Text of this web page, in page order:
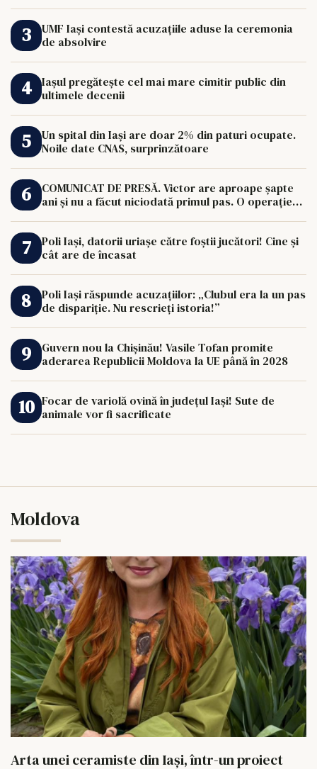
UMF Iași contestă acuzațiile aduse la ceremonia
de absolvire
Iașul pregătește cel mai mare cimitir public din
ultimele decenii
Un spital din Iași are doar 2% din paturi ocupate.
Noile date CNAS, surprinzătoare
COMUNICAT DE PRESĂ. Victor are aproape șapte
ani și nu a făcut niciodată primul pas. O operație
Poli Iași, datorii uriașe către foștii jucători! Cine și
cât are de încasat
Poli Iași răspunde acuzațiilor: „Clubul era la un pas
de dispariție. Nu rescrieți istoria!”
Guvern nou la Chișinău! Vasile Tofan promite
aderarea Republicii Moldova la UE până în 2028
Focar de variolă ovină în județul Iași! Sute de
animale vor fi sacrificate
Moldova
Arta unei ceramiste din Iași, într-un proiect